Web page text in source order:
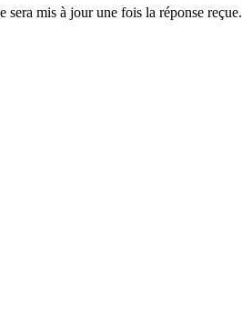
sera mis à jour une fois la réponse reçue.